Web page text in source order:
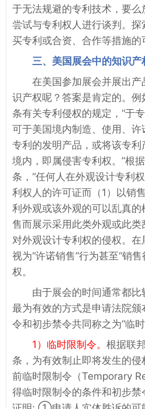
于无法规避的专利技术，要
尝试与专利权人进行谈判。
买专利或合资、合作等措施的
三、美国展会中的知识
在美国参加展会并展出
识产权呢？答案是肯定的。
条有关专利侵权的规定，“于
可于美国境内制造、使用、
专利的发明产品，或将该专
境内，即属侵害专利权。”根
条，“任何人在外观设计专利
利权人的许可证而（1）以销
利外观或该外观的可以乱真
售而展示采用此类外观或此
对外观设计专利权的侵权。
视为“许诺销售”行为甚至“销
权。
由于展会的时间通常都
最为有效的方式是申请法院
令和初步禁令共同称之为“临时
1）临时限制令。 根据联
条，为有效制止即将发生的
前临时限制令（Temporary
得临时限制令的条件和初步